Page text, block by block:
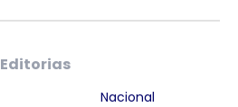
Editorias
Nacional